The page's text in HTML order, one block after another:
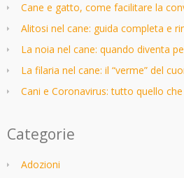
Cane e gatto, come facilitare la
Alitosi nel cane: guida completa e
La noia nel cane: quando diventa
La filaria nel cane: il “verme” del
Cani e Coronavirus: tutto quello che
Categorie
Adozioni